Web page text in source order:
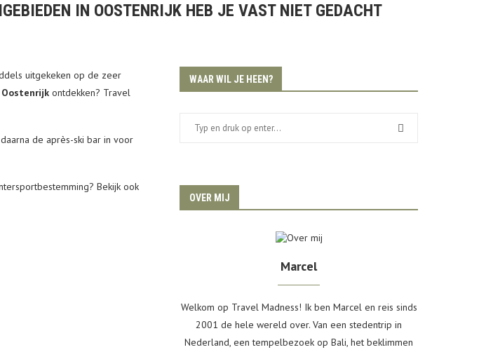
IN OOSTENRIJK HEB JE VAST NIET GEDACHT
uitgekeken op de zeer
ontdekken? Travel
de après-ski bar in voor
Bekijk ook
WAAR WIL JE HEEN?
OVER MIJ
Marcel
Welkom op Travel Madness! Ik ben Marcel en reis sinds
2001 de hele wereld over. Van een stedentrip in
Nederland, een tempelbezoek op Bali, het beklimmen